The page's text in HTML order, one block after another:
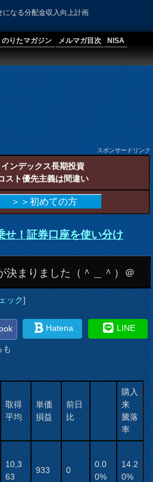
なる分配金収入向上計画
のりたマガジン メルマガ目次
NISA
スポンサードリンク
インデックス長期投資
スト優先主義は間違い
＞＞初めての方
せ！証券口座を使い分け
決まりました（＾＿＾）＠
ック]
Hatena LINE
も
取得
平均
単価
損益
前日
比
購入
来
騰落
率
10,3
63
933 0
0.0
0%
14.2
0%